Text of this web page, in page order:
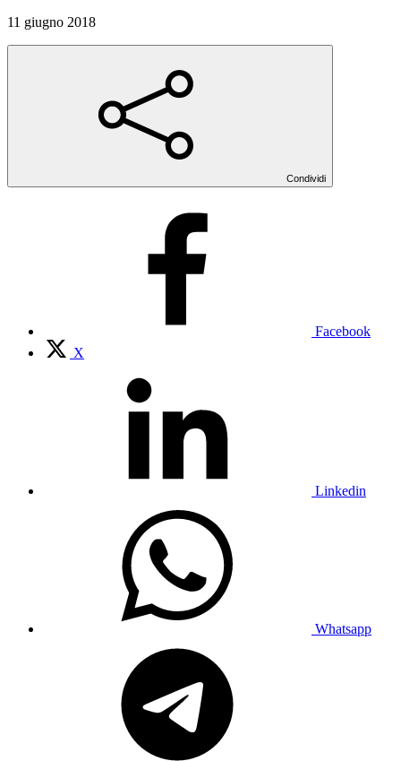
11 giugno 2018
Condividi
Facebook
X
Linkedin
Whatsapp